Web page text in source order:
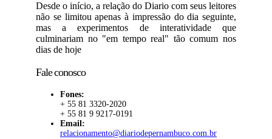
Desde o início, a relação do Diario com seus leitores
não se limitou apenas à impressão do dia seguinte,
mas a experimentos de interatividade que
culminariam no "em tempo real" tão comum nos
dias de hoje
Fale conosco
Fones:
+ 55 81 3320-2020
+ 55 81 9 9217-0191
Email:
relacionamento@diariodepernambuco.com.br